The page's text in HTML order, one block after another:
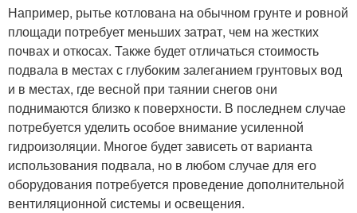
Например, рытье котлована на обычном грунте и ровной
площади потребует меньших затрат, чем на жестких
почвах и откосах. Также будет отличаться стоимость
подвала в местах с глубоким залеганием грунтовых вод
и в местах, где весной при таянии снегов они
поднимаются близко к поверхности. В последнем случае
потребуется уделить особое внимание усиленной
гидроизоляции. Многое будет зависеть от варианта
использования подвала, но в любом случае для его
оборудования потребуется проведение дополнительной
вентиляционной системы и освещения.